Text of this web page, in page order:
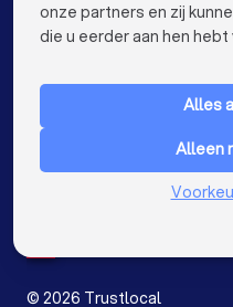
Vloerders in
Vloerders in Brasschaat
VOOR PARTICULIEREN
Nederland
© 2026 Trustlocal
onze partners en zij
die u eerder aan hen
Alles
Alleen